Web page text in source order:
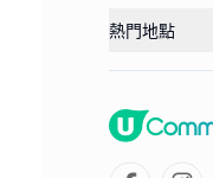
熱門地點